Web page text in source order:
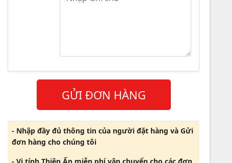
GỬI ĐƠN HÀNG
- Nhập đầy đủ thông tin của người đặt hàng và Gửi
đơn hàng cho chúng tôi